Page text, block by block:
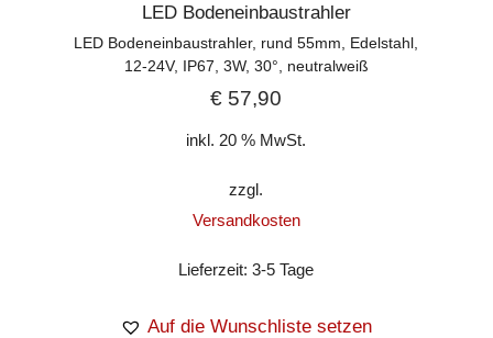
LED Bodeneinbaustrahler
LED Bodeneinbaustrahler, rund 55mm, Edelstahl,
12-24V, IP67, 3W, 30°, neutralweiß
€ 57,90
inkl. 20 % MwSt.
zzgl.
Versandkosten
Lieferzeit:3-5 Tage
Auf die Wunschliste setzen